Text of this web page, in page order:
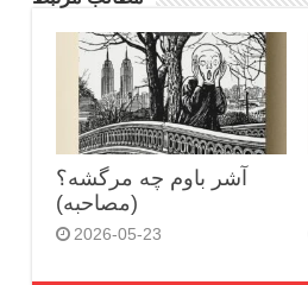
آشر باوم چه مرگشه؟
(مصاحبه)
2026-05-23